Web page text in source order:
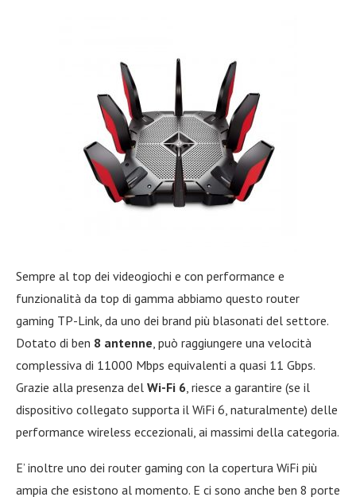
Sempre al top dei videogiochi e con performance e
funzionalità da top di gamma abbiamo questo router
gaming TP-Link, da uno dei brand più blasonati del settore.
Dotato di ben 8 antenne , può raggiungere una velocità
complessiva di 11000 Mbps equivalenti a quasi 11 Gbps.
Grazie alla presenza del Wi-Fi 6 , riesce a garantire (se il
dispositivo collegato supporta il WiFi 6, naturalmente) delle
performance wireless eccezionali, ai massimi della categoria.
E’ inoltre uno dei router gaming con la copertura WiFi più
ampia che esistono al momento. E ci sono anche ben 8 porte